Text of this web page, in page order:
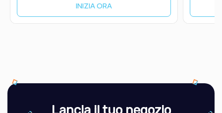
INIZIA ORA